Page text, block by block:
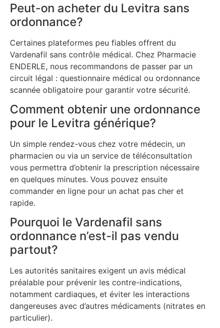
Peut-on acheter du Levitra sans
ordonnance?
Certaines plateformes peu fiables offrent du
Vardenafil sans contrôle médical. Chez Pharmacie
ENDERLE, nous recommandons de passer par un
circuit légal : questionnaire médical ou ordonnance
scannée obligatoire pour garantir votre sécurité.
Comment obtenir une ordonnance
pour le Levitra générique?
Un simple rendez-vous chez votre médecin, un
pharmacien ou via un service de téléconsultation
vous permettra d’obtenir la prescription nécessaire
en quelques minutes. Vous pouvez ensuite
commander en ligne pour un achat pas cher et
rapide.
Pourquoi le Vardenafil sans
ordonnance n’est-il pas vendu
partout?
Les autorités sanitaires exigent un avis médical
préalable pour prévenir les contre-indications,
notamment cardiaques, et éviter les interactions
dangereuses avec d’autres médicaments (nitrates en
particulier).